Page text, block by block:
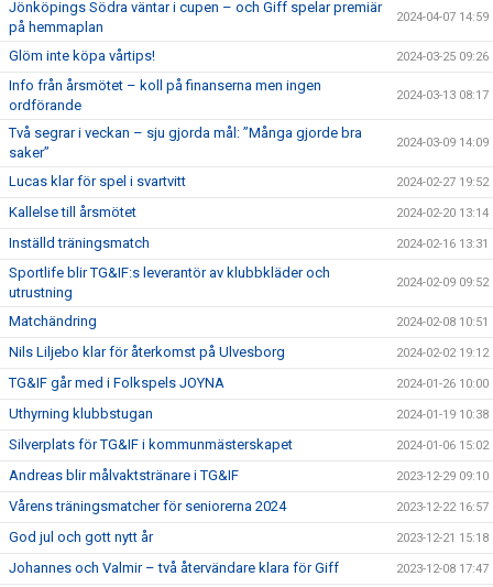
Jönköpings Södra väntar i cupen – och Giff spelar premiär
på hemmaplan
2024-04-07 14:59
Glöm inte köpa vårtips! 2024-03-25 09:26
Info från årsmötet – koll på finanserna men ingen
ordförande
2024-03-13 08:17
Två segrar i veckan – sju gjorda mål: ”Många gjorde bra
saker”
2024-03-09 14:09
Lucas klar för spel i svartvitt 2024-02-27 19:52
Kallelse till årsmötet 2024-02-20 13:14
Inställd träningsmatch 2024-02-16 13:31
Sportlife blir TG&IF:s leverantör av klubbkläder och
utrustning
2024-02-09 09:52
Matchändring 2024-02-08 10:51
Nils Liljebo klar för återkomst på Ulvesborg 2024-02-02 19:12
TG&IF går med i Folkspels JOYNA 2024-01-26 10:00
Uthyrning klubbstugan 2024-01-19 10:38
Silverplats för TG&IF i kommunmästerskapet 2024-01-06 15:02
Andreas blir målvaktstränare i TG&IF 2023-12-29 09:10
Vårens träningsmatcher för seniorerna 2024 2023-12-22 16:57
God jul och gott nytt år 2023-12-21 15:18
Johannes och Valmir – två återvändare klara för Giff 2023-12-08 17:47